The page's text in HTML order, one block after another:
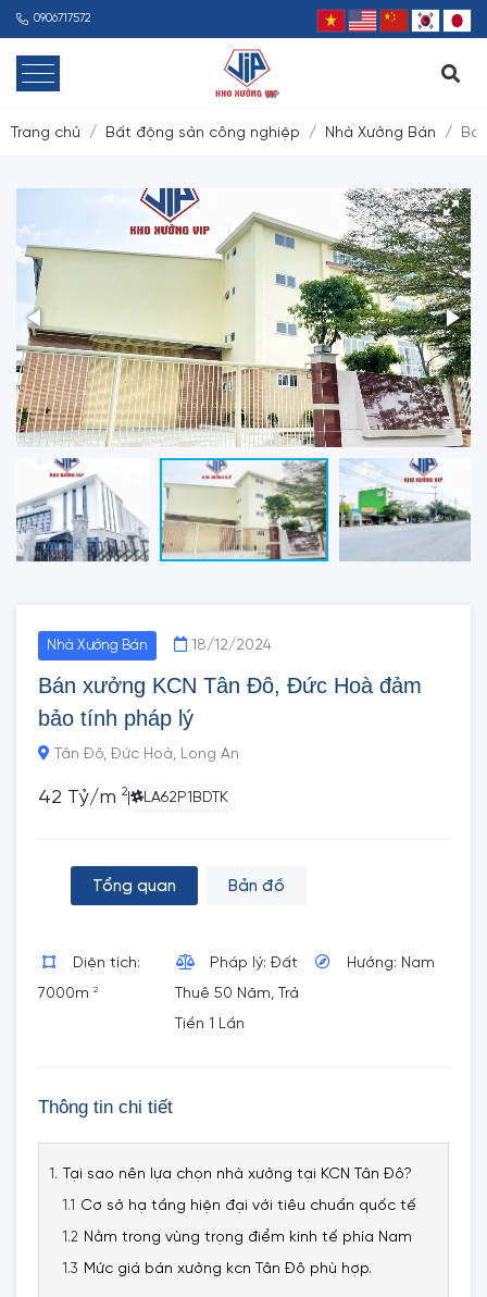
0906717572
Trang chủ Bất động sản công nghiệp Nhà Xưởng Bán
Nhà Xưởng Bán 18/12/2024
Bán xưởng KCN Tân Đô, Đức Hoà đảm
bảo tính pháp lý
Tân Đô, Đức Hoà, Long An
42 Tỷ/m 2 LA62P1BDTK
Tổng quan Bản đồ
Diện tích:
7000m 2
Pháp lý: Đất
Thuê 50 Năm, Trả
Tiền 1 Lần
Hướng: Nam
Thông tin chi tiết
Tại sao nên lựa chọn nhà xưởng tại KCN Tân Đô?
Cơ sở hạ tầng hiện đại với tiêu chuẩn quốc tế
Nằm trong vùng trọng điểm kinh tế phía Nam
Mức giá bán xưởng kcn Tân Đô phù hợp.